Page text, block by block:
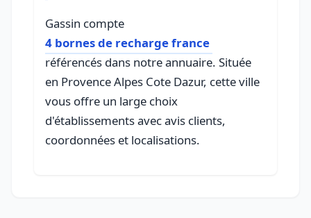
Gassin compte
4 bornes de recharge france
référencés dans notre annuaire. Située
en Provence Alpes Cote Dazur, cette ville
vous offre un large choix
d'établissements avec avis clients,
coordonnées et localisations.